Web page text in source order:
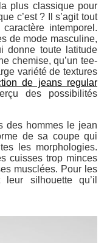
plus classique pour
c’est ? Il s’agit tout
intemporel.
de mode masculine,
donne toute latitude
chemise, qu’un tee-
variété de textures
de jeans regular
des possibilités
des hommes le jean
de sa coupe qui
les morphologies.
cuisses trop minces
musclées. Pour les
silhouette qu’il